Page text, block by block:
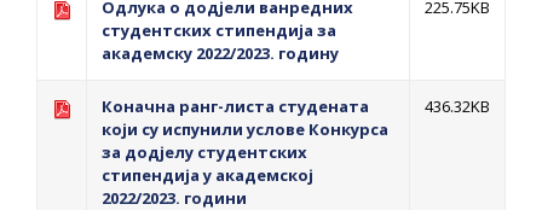
Одлука о додјели ванредних
студентских стипендија за
академску 2022/2023. годину
225.75KB
Коначна ранг-листа студената
који су испунили услове Конкурса
за додјелу студентских
стипендија у академској
2022/2023. години
436.32KB